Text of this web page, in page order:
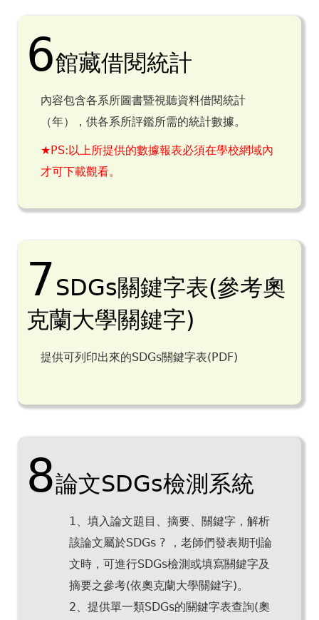
6館藏借閱統計
內容包含各系所圖書暨視聽資料借閱統計
（年），供各系所評鑑所需的統計數據。
★PS:以上所提供的數據報表必須在學校網域內
才可下載觀看。
7SDGs關鍵字表(參考奧
克蘭大學關鍵字)
提供可列印出來的SDGs關鍵字表(PDF)
8論文SDGs檢測系統
1、填入論文題目、摘要、關鍵字，解析
該論文屬於SDGs ? ，老師們發表期刊論
文時，可進行SDGs檢測或填寫關鍵字及
摘要之參考(依奧克蘭大學關鍵字)。
2、提供單一類SDGs的關鍵字表查詢(奧